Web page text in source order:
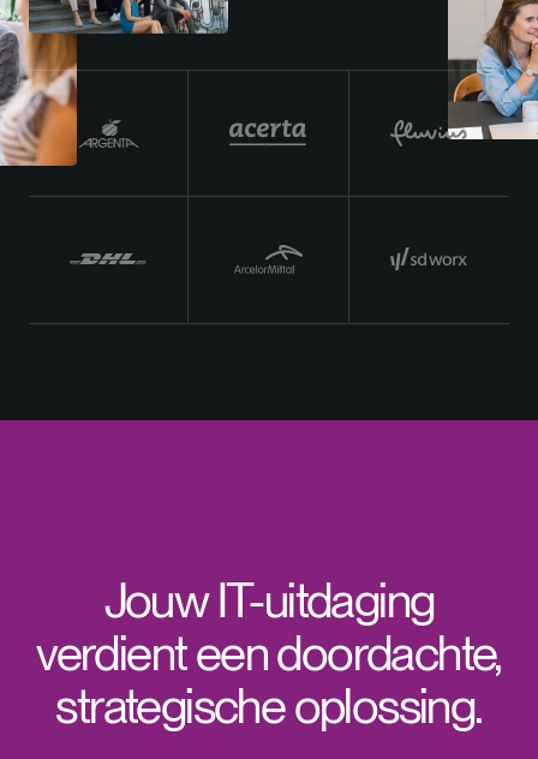
Jouw IT-uitdaging
verdient een doordachte,
strategische oplossing.